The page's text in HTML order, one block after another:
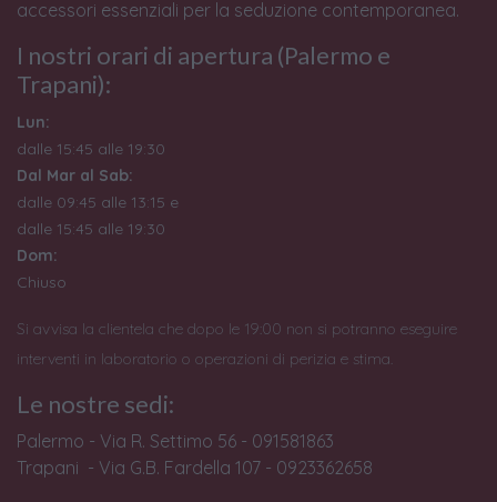
accessori essenziali per la seduzione contemporanea.
I nostri orari di apertura (Palermo e
Trapani):
Lun:
dalle 15:45 alle 19:30
Dal Mar al Sab:
dalle 09:45 alle 13:15 e
dalle 15:45 alle 19:30
Dom:
Chiuso
Si avvisa la clientela che dopo le 19:00 non si potranno eseguire
interventi in laboratorio o operazioni di perizia e stima.
Le nostre sedi:
Palermo - Via R. Settimo 56 - 091581863
Trapani - Via G.B. Fardella 107 - 0923362658